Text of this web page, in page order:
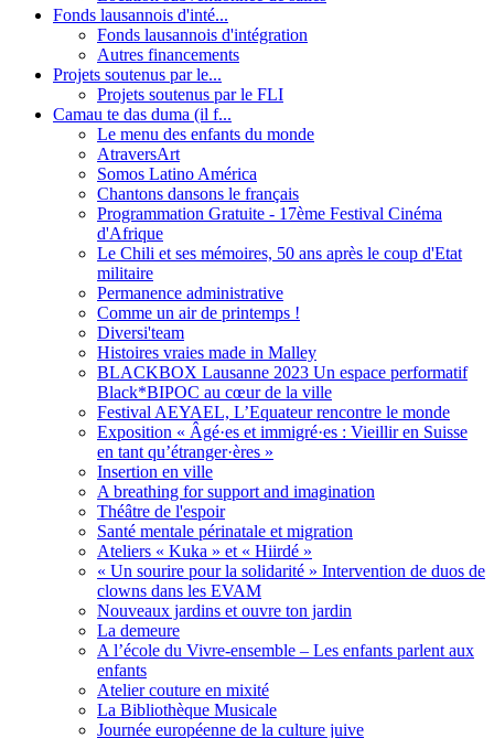
Fonds lausannois d'inté...
Fonds lausannois d'intégration
Autres financements
Projets soutenus par le...
Projets soutenus par le FLI
Camau te das duma (il f...
Le menu des enfants du monde
AtraversArt
Somos Latino América
Chantons dansons le français
Programmation Gratuite - 17ème Festival Cinéma
d'Afrique
Le Chili et ses mémoires, 50 ans après le coup d'Etat
militaire
Permanence administrative
Comme un air de printemps !
Diversi'team
Histoires vraies made in Malley
BLACKBOX Lausanne 2023 Un espace performatif
Black*BIPOC au cœur de la ville
Festival AEYAEL, L’Equateur rencontre le monde
Exposition « Âgé·es et immigré·es : Vieillir en Suisse
en tant qu’étranger·ères »
Insertion en ville
A breathing for support and imagination
Théâtre de l'espoir
Santé mentale périnatale et migration
Ateliers « Kuka » et « Hiirdé »
« Un sourire pour la solidarité » Intervention de duos de
clowns dans les EVAM
Nouveaux jardins et ouvre ton jardin
La demeure
A l’école du Vivre-ensemble – Les enfants parlent aux
enfants
Atelier couture en mixité
La Bibliothèque Musicale
Journée européenne de la culture juive